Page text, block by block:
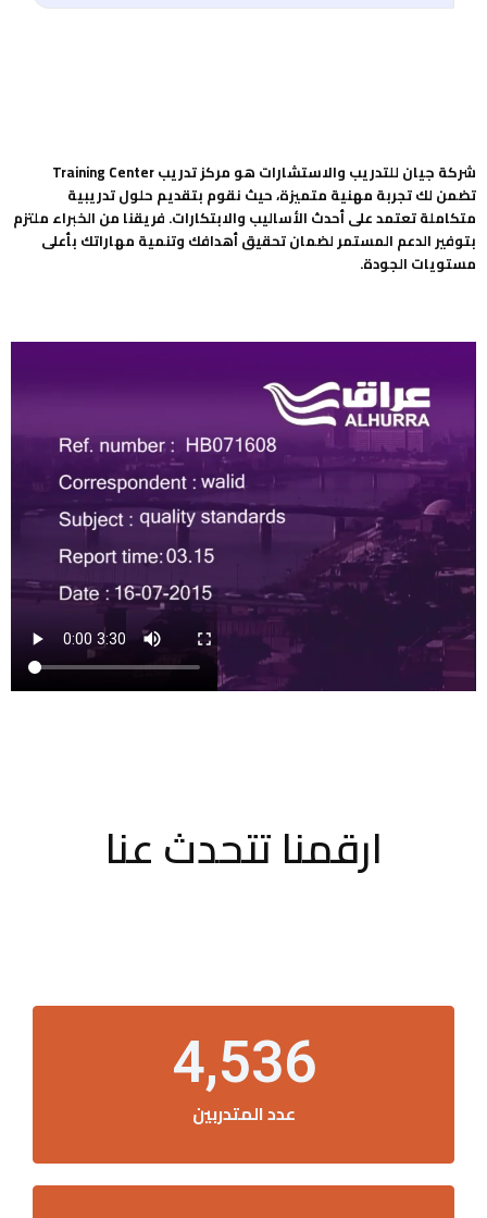
شركة جيان للتدريب والاستشارات هو مركز تدريب Training Center
تضمن لك تجربة مهنية متميزة، حيث نقوم بتقديم حلول تدريبية
متكاملة تعتمد على أحدث الأساليب والابتكارات. فريقنا من الخبراء ملتزم
بتوفير الدعم المستمر لضمان تحقيق أهدافك وتنمية مهاراتك بأعلى
مستويات الجودة.
ارقمنا تتحدث عنا
عدد المتدربين
4,536